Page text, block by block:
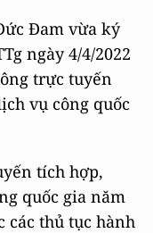
Đam vừa ký
ngày 4/4/2022
trực tuyến
vụ công quốc
tích hợp,
quốc gia năm
các thủ tục hành